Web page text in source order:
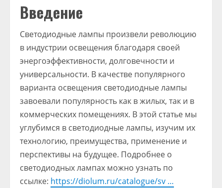
Введение
Светодиодные лампы произвели революцию
в индустрии освещения благодаря своей
энергоэффективности, долговечности и
универсальности. В качестве популярного
варианта освещения светодиодные лампы
завоевали популярность как в жилых, так и в
коммерческих помещениях. В этой статье мы
углубимся в светодиодные лампы, изучим их
технологию, преимущества, применение и
перспективы на будущее. Подробнее о
светодиодных лампах можно узнать по
ссылке: https://diolum.ru/catalogue/sv …